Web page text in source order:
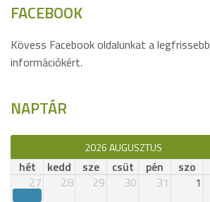
FACEBOOK
Kövess Facebook oldalunkat a legfrissebb
információkért.
NAPTÁR
2026 AUGUSZTUS
hét kedd sze csüt pén szo
27
28 29 30 31 1